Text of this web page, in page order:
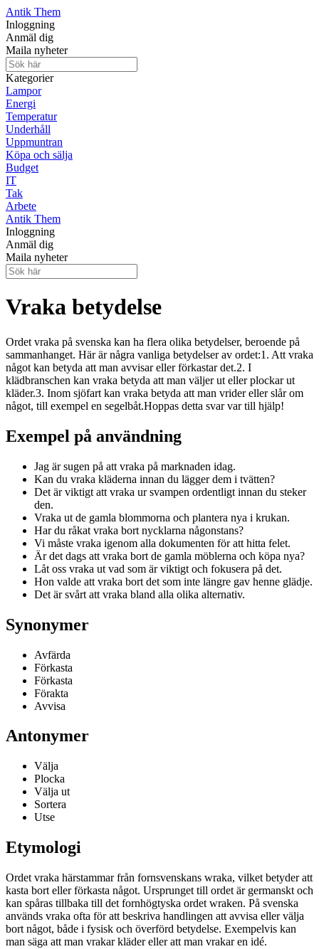
Antik Them
Inloggning
Anmäl dig
Maila nyheter
Kategorier
Lampor
Energi
Temperatur
Underhåll
Uppmuntran
Köpa och sälja
Budget
IT
Tak
Arbete
Antik Them
Inloggning
Anmäl dig
Maila nyheter
Vraka betydelse
Ordet vraka på svenska kan ha flera olika betydelser, beroende på
sammanhanget. Här är några vanliga betydelser av ordet:1. Att vraka
något kan betyda att man avvisar eller förkastar det.2. I
klädbranschen kan vraka betyda att man väljer ut eller plockar ut
kläder.3. Inom sjöfart kan vraka betyda att man vrider eller slår om
något, till exempel en segelbåt.Hoppas detta svar var till hjälp!
Exempel på användning
Jag är sugen på att vraka på marknaden idag.
Kan du vraka kläderna innan du lägger dem i tvätten?
Det är viktigt att vraka ur svampen ordentligt innan du steker
den.
Vraka ut de gamla blommorna och plantera nya i krukan.
Har du råkat vraka bort nycklarna någonstans?
Vi måste vraka igenom alla dokumenten för att hitta felet.
Är det dags att vraka bort de gamla möblerna och köpa nya?
Låt oss vraka ut vad som är viktigt och fokusera på det.
Hon valde att vraka bort det som inte längre gav henne glädje.
Det är svårt att vraka bland alla olika alternativ.
Synonymer
Avfärda
Förkasta
Förkasta
Förakta
Avvisa
Antonymer
Välja
Plocka
Välja ut
Sortera
Utse
Etymologi
Ordet vraka härstammar från fornsvenskans wraka, vilket betyder att
kasta bort eller förkasta något. Ursprunget till ordet är germanskt och
kan spåras tillbaka till det fornhögtyska ordet wraken. På svenska
används vraka ofta för att beskriva handlingen att avvisa eller välja
bort något, både i fysisk och överförd betydelse. Exempelvis kan
man säga att man vrakar kläder eller att man vrakar en idé.